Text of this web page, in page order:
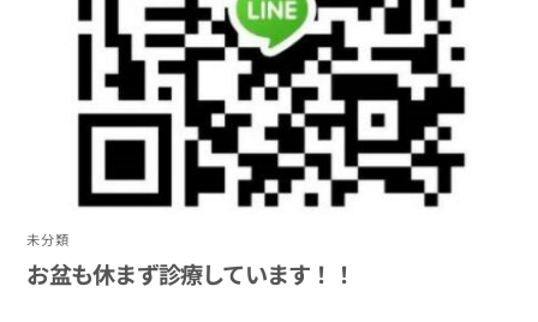
未分類
お盆も休まず診療しています！！